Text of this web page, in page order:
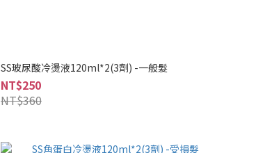
SS玻尿酸冷燙液120ml*2(3劑) -一般髮
NT$250
NT$360